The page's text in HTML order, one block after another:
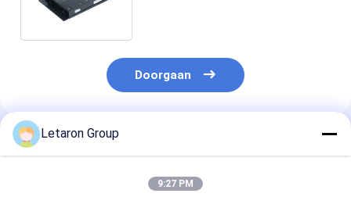
Doorgaan
Geadviseerde Producten
Letaron Group
9:27 PM